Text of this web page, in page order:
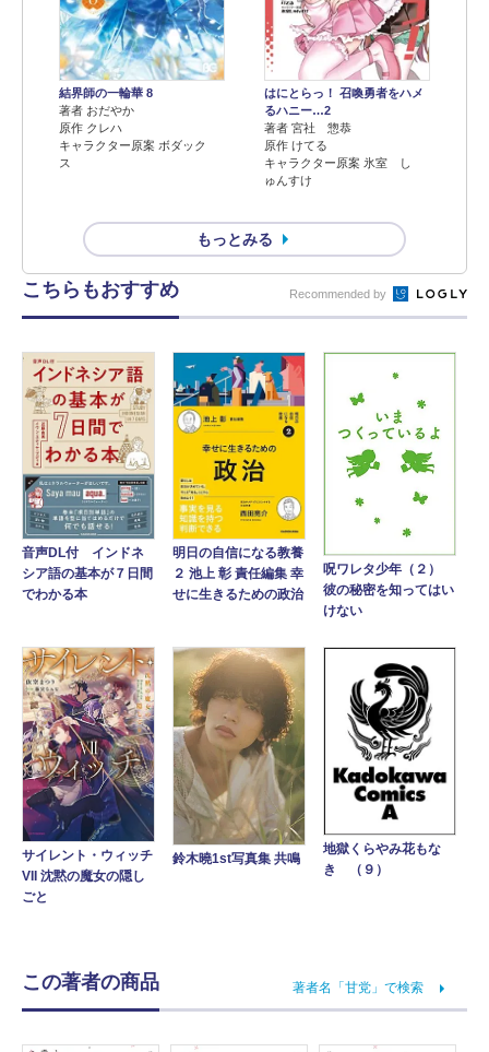
結界師の一輪華 8
著者 おだやか
原作 クレハ
キャラクター原案 ボダック
ス
はにとらっ！ 召喚勇者をハメ
るハニー…2
著者 宮社 惣恭
原作 けてる
キャラクター原案 氷室 し
ゅんすけ
もっとみる
こちらもおすすめ Recommended by
音声DL付 インドネ
シア語の基本が７日間
でわかる本
明日の自信になる教養
２ 池上 彰 責任編集 幸
せに生きるための政治
呪ワレタ少年（２）
彼の秘密を知ってはい
けない
サイレント・ウィッチ
VII 沈黙の魔女の隠し
ごと
鈴木曉1st写真集 共鳴
地獄くらやみ花もな
き （９）
この著者の商品 著者名「甘党」で検索